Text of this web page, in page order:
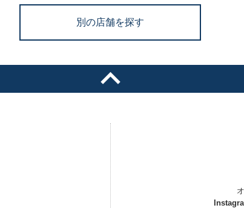
別の店舗を探す